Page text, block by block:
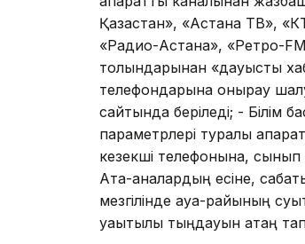
Қазақстан», «Астана ТВ»,
«Радио-Астана», «Ретро-
толқындарынан «дауысты
телефондарына қонырау
сайтында беріледі; - Білім
параметрлері туралы
кезекші телефонына, сынып
Ата-аналардың есіне,
мезгілінде ауа-райының
уақытылы тыңдауын қатаң